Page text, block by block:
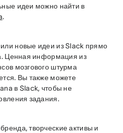
идеи можно найти в
.
новые идеи из Slack прямо
Ценная информация из
мозгового штурма
Вы также можете
в Slack, чтобы не
задания.
творческие активы и